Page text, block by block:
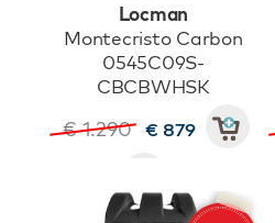
Locman
Montecristo Carbon
0545C09S-
CBCBWHSK
€ 1.290 € 879